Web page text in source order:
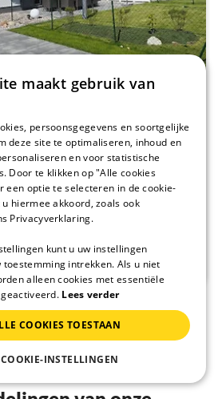
onder riet`
3 4 5 ...
maakt gebruik van
persoonsgegevens en soortgelijke
deze site te optimaliseren, inhoud en
en voor statistische
Door te klikken op "Alle cookies
een optie te selecteren in de cookie-
hiermee akkoord, zoals ook
Privacyverklaring.
kunt u uw instellingen
toestemming intrekken. Als u niet
alleen cookies met essentiële
Lees verder
COOKIES TOESTAAN
COOKIE-INSTELLINGEN